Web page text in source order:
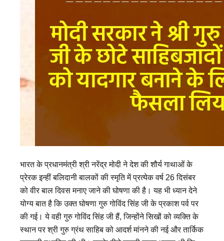
भारत के प्रधानमंत्री श्री नरेंद्र मोदी ने देश की शौर्य गाथाओं के
प्रेरक इन्हीं बलिदानी बालकों की स्मृति में प्रत्येक वर्ष 26 दिसंबर
को वीर बाल दिवस मनाए जाने की घोषणा की है। यह भी ध्यान देने
योग्य बात है कि उक्त घोषणा गुरु गोविंद सिंह जी के प्रकाश पर्व पर
की गई। ये वही गुरु गोविंद सिंह जी हैं, जिन्होंने सिखों को व्यक्ति के
स्थान पर श्री गुरु ग्रंथ साहिब को आदर्श मांनने की नई और तार्किक